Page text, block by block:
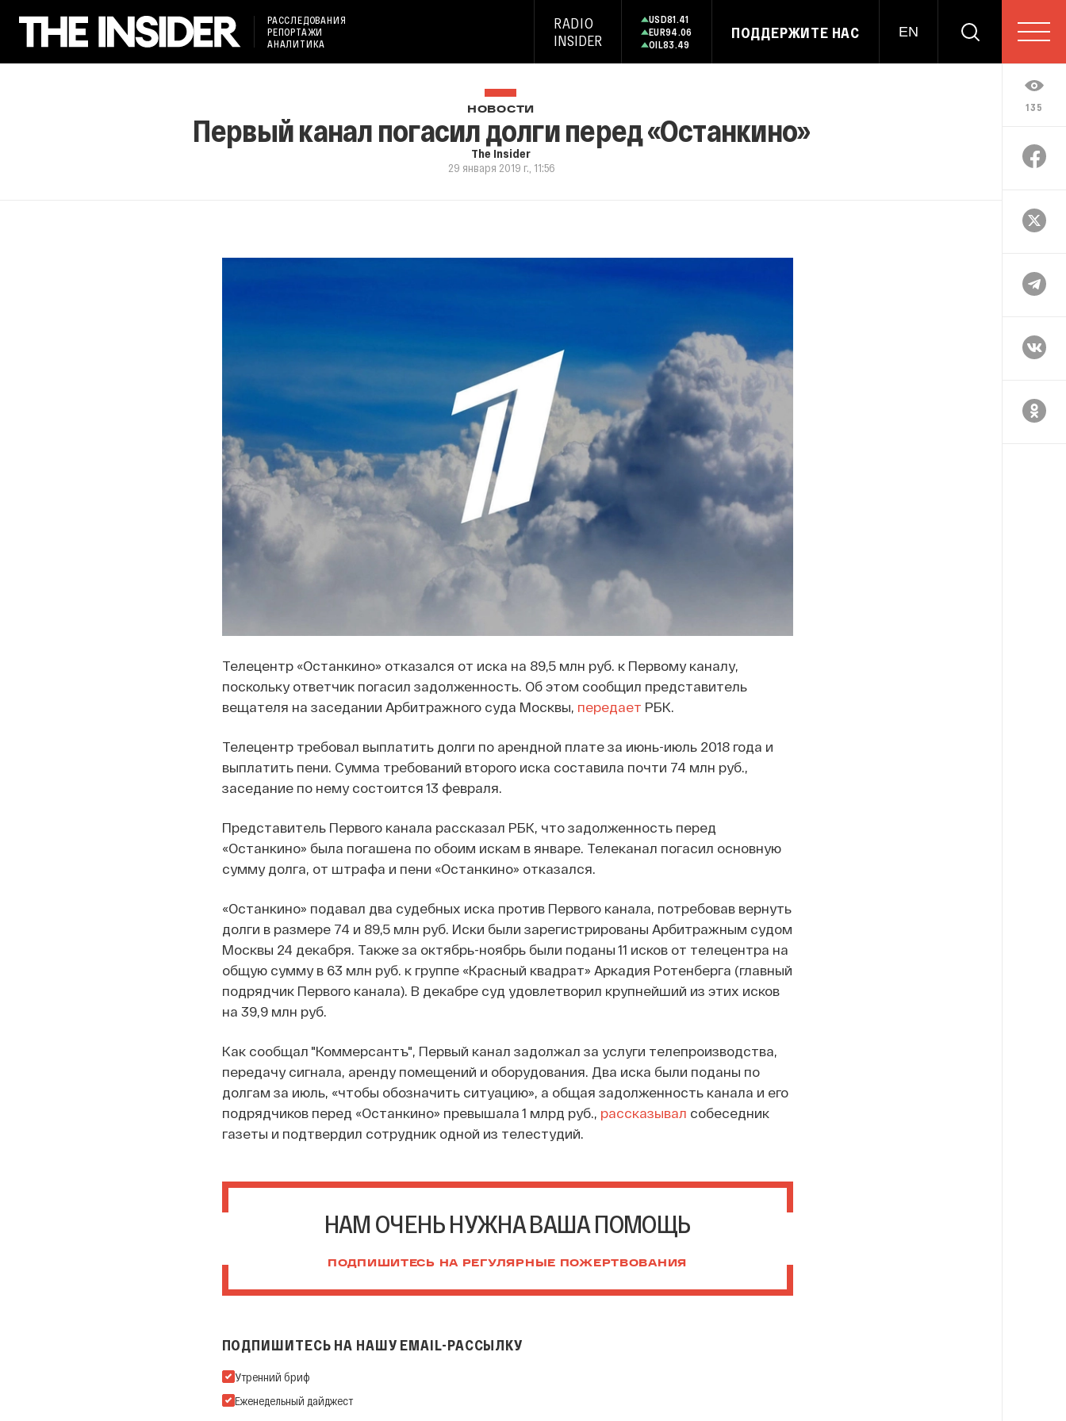
РАССЛЕДОВАНИЯ
РЕПОРТАЖИ
АНАЛИТИКА
RADIO
INSIDER
USD81.41
EUR94.06
OIL83.49
ПОДДЕРЖИТЕ НАС EN
135
НОВОСТИ
Первый канал погасил долги перед «Останкино»
The Insider
29 января 2019 г., 11:56
Телецентр «Останкино» отказался от иска на 89,5 млн руб. к Первому каналу,
поскольку ответчик погасил задолженность. Об этом сообщил представитель
вещателя на заседании Арбитражного суда Москвы, передает РБК.
Телецентр требовал выплатить долги по арендной плате за июнь-июль 2018 года и
выплатить пени. Сумма требований второго иска составила почти 74 млн руб.,
заседание по нему состоится 13 февраля.
Представитель Первого канала рассказал РБК, что задолженность перед
«Останкино» была погашена по обоим искам в январе. Телеканал погасил основную
сумму долга, от штрафа и пени «Останкино» отказался.
«Останкино» подавал два судебных иска против Первого канала, потребовав вернуть
долги в размере 74 и 89,5 млн руб. Иски были зарегистрированы Арбитражным судом
Москвы 24 декабря. Также за октябрь-ноябрь были поданы 11 исков от телецентра на
общую сумму в 63 млн руб. к группе «Красный квадрат» Аркадия Ротенберга (главный
подрядчик Первого канала). В декабре суд удовлетворил крупнейший из этих исков
на 39,9 млн руб.
Как сообщал "Коммерсантъ", Первый канал задолжал за услуги телепроизводства,
передачу сигнала, аренду помещений и оборудования. Два иска были поданы по
долгам за июль, «чтобы обозначить ситуацию», а общая задолженность канала и его
подрядчиков перед «Останкино» превышала 1 млрд руб., рассказывал собеседник
газеты и подтвердил сотрудник одной из телестудий.
НАМ ОЧЕНЬ НУЖНА ВАША ПОМОЩЬ
ПОДПИШИТЕСЬ НА РЕГУЛЯРНЫЕ ПОЖЕРТВОВАНИЯ
ПОДПИШИТЕСЬ НА НАШУ EMAIL-РАССЫЛКУ
Подпишитесь на нашу Email-рассылку
Утренний бриф
Еженедельный дайджест